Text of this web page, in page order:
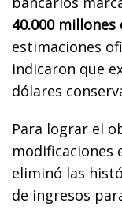
40.000 millones
estimaciones
indicaron que
dólares
Para lograr el
modificaciones
eliminó las
de ingresos